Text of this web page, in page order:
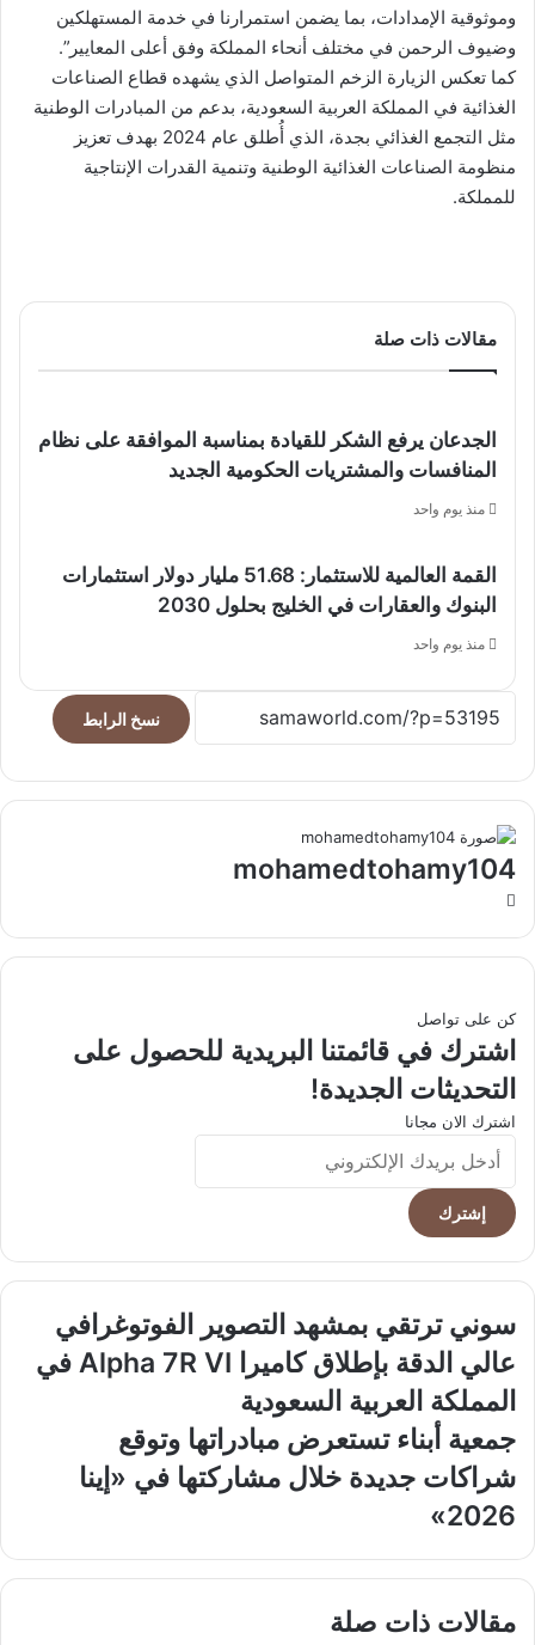
وموثوقية الإمدادات، بما يضمن استمرارنا في خدمة المستهلكين
وضيوف الرحمن في مختلف أنحاء المملكة وفق أعلى المعايير”.
كما تعكس الزيارة الزخم المتواصل الذي يشهده قطاع الصناعات
الغذائية في المملكة العربية السعودية، بدعم من المبادرات الوطنية
مثل التجمع الغذائي بجدة، الذي أُطلق عام 2024 بهدف تعزيز
منظومة الصناعات الغذائية الوطنية وتنمية القدرات الإنتاجية
للمملكة.
مقالات ذات صلة
الجدعان يرفع الشكر للقيادة بمناسبة الموافقة على نظام
المنافسات والمشتريات الحكومية الجديد
منذ يوم واحد
القمة العالمية للاستثمار: 51.68 مليار دولار استثمارات
البنوك والعقارات في الخليج بحلول 2030
منذ يوم واحد
نسخ الرابط
mohamedtohamy104
كن على تواصل
اشترك في قائمتنا البريدية للحصول على
التحديثات الجديدة!
اشترك الان مجانا
أدخل
بريدك
الإلكتروني
سوني
ترتقي
بمشهد
التصوير
الفوتوغرافي
عالي
الدقة
بإطلاق
كاميرا
في
سوني ترتقي بمشهد التصوير الفوتوغرافي
عالي الدقة بإطلاق كاميرا Alpha 7R VI في
المملكة العربية السعودية
أبناء
تستعرض
مبادراتها
وتوقع
شراكات
جديدة
مشاركتها
جمعية أبناء تستعرض مبادراتها وتوقع
شراكات جديدة خلال مشاركتها في «إينا
2026»
مقالات ذات صلة